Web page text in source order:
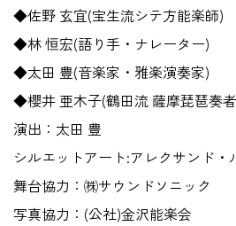
◆佐野 玄宜(宝生流シテ方能楽師)
◆林 恒宏(語り手・ナレーター)
◆太田 豊(音楽家・雅楽演奏家)
◆櫻井 亜木子(鶴田流 薩摩琵琶奏
演出：太田 豊
シルエットアート:アレクサンド・
舞台協力：㈱サウンドソニック
写真協力：(公社)金沢能楽会